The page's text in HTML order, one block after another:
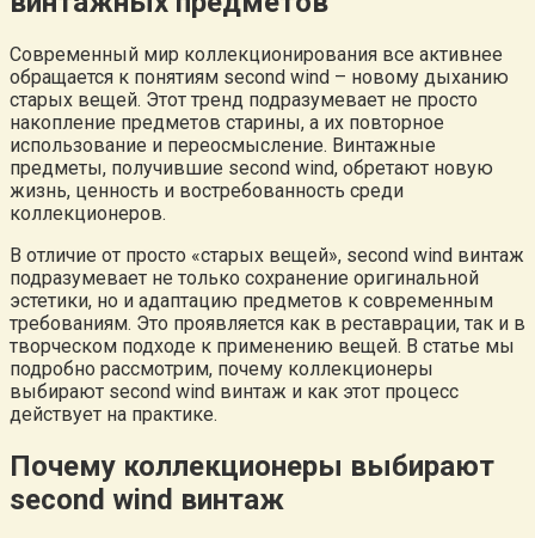
Современный мир коллекционирования все активнее
обращается к понятиям second wind – новому дыханию
старых вещей. Этот тренд подразумевает не просто
накопление предметов старины, а их повторное
использование и переосмысление. Винтажные
предметы, получившие second wind, обретают новую
жизнь, ценность и востребованность среди
коллекционеров.
В отличие от просто «старых вещей», second wind винтаж
подразумевает не только сохранение оригинальной
эстетики, но и адаптацию предметов к современным
требованиям. Это проявляется как в реставрации, так и в
творческом подходе к применению вещей. В статье мы
подробно рассмотрим, почему коллекционеры
выбирают second wind винтаж и как этот процесс
действует на практике.
Почему коллекционеры выбирают
second wind винтаж